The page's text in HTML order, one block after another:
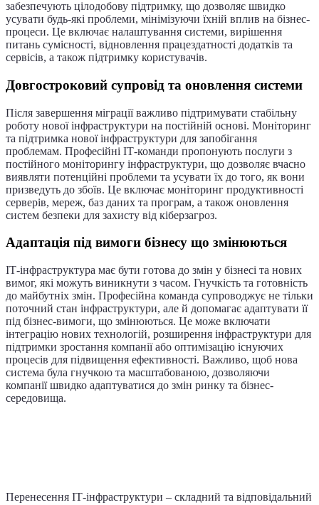
забезпечують цілодобову підтримку, що дозволяє швидко
усувати будь-які проблеми, мінімізуючи їхній вплив на бізнес-
процеси. Це включає налаштування системи, вирішення
питань сумісності, відновлення працездатності додатків та
сервісів, а також підтримку користувачів.
Довгостроковий супровід та оновлення системи
Після завершення міграції важливо підтримувати стабільну
роботу нової інфраструктури на постійній основі. Моніторинг
та підтримка нової інфраструктури для запобігання
проблемам. Професійні ІТ-команди пропонують послуги з
постійного моніторингу інфраструктури, що дозволяє вчасно
виявляти потенційні проблеми та усувати їх до того, як вони
призведуть до збоїв. Це включає моніторинг продуктивності
серверів, мереж, баз даних та програм, а також оновлення
систем безпеки для захисту від кіберзагроз.
Адаптація під вимоги бізнесу що змінюються
ІТ-інфраструктура має бути готова до змін у бізнесі та нових
вимог, які можуть виникнути з часом. Гнучкість та готовність
до майбутніх змін. Професійна команда супроводжує не тільки
поточний стан інфраструктури, але й допомагає адаптувати її
під бізнес-вимоги, що змінюються. Це може включати
інтеграцію нових технологій, розширення інфраструктури для
підтримки зростання компанії або оптимізацію існуючих
процесів для підвищення ефективності. Важливо, щоб нова
система була гнучкою та масштабованою, дозволяючи
компанії швидко адаптуватися до змін ринку та бізнес-
середовища.
Перенесення ІТ-інфраструктури – складний та відповідальний